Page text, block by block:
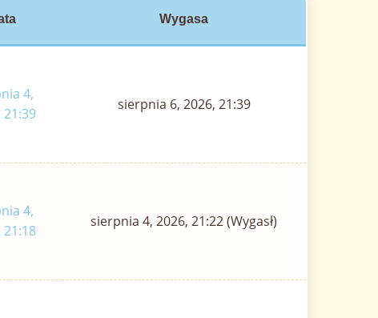
Wygasa
4,
21:39
sierpnia 6, 2026, 21:39
4,
21:18
sierpnia 4, 2026, 21:22 (Wygasł)